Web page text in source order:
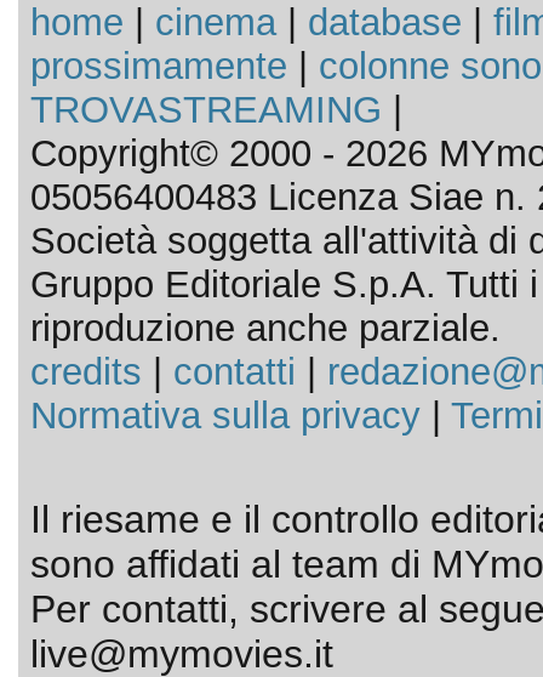
home cinema| database
prossimamente
colonne
TROVASTREAMING
Copyright© 2000 - 2026
05056400483 Licenza Siae n.
Società soggetta all'attività di
Gruppo Editoriale S.p.A. Tutti
riproduzione anche parziale.
credits
contatti
Normativa sulla privacy|
Il riesame e il controllo
sono affidati al team di
Per contatti, scrivere al
live@mymovies.it